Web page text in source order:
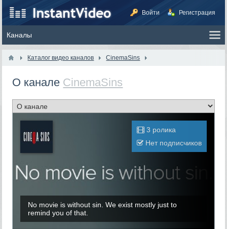
Войти Регистрация
Каталог видео каналов CinemaSins
О канале CinemaSins
No movie is without sin. We exist mostly just to
remind you of that.
3 ролика
Нет подписчиков